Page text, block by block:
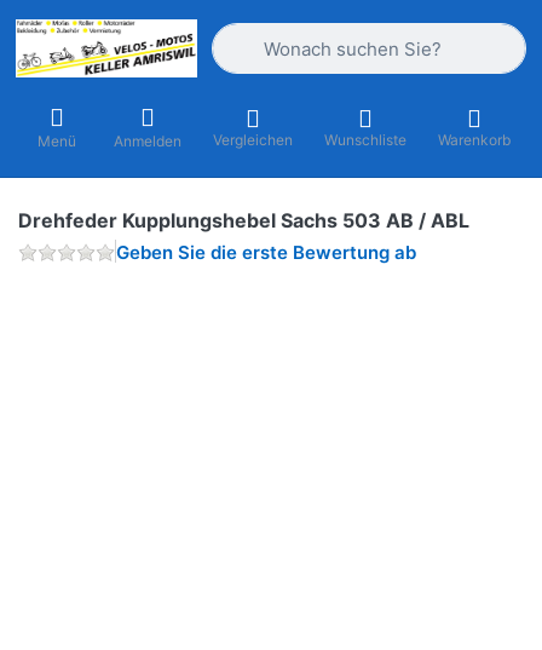
Geben Sie einen Suchbegriff ein.
Menü Anmelden Vergleichen Wunschliste Warenkorb
Drehfeder Kupplungshebel Sachs 503 AB / ABL
Geben Sie die erste Bewertung ab